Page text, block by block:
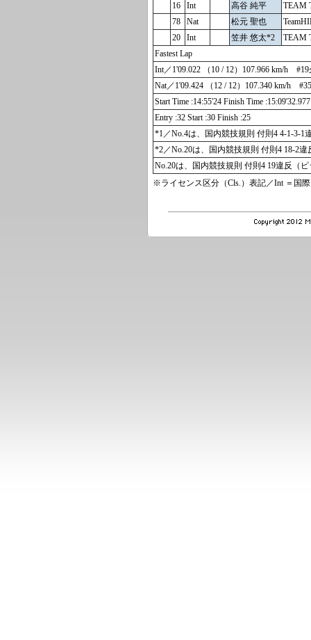
16
Int 高谷 純平
TEAM
78
Nat 松元 聖也
20
Int 笠井 悠太*2
TEAM
Fastest Lap
Int／1'09.022 （10 / 12）107.966 km/h #19
Nat／1'09.424 （12 / 12）107.340 km/h
Start Time :14:55'24 Finish Time :15:09'32.977
Entry :32 Start :30 Finish :25
*1／No.4は、国内競技規則 付則4 4-1-3-
*2／No.20は、国内競技規則 付則4 18-2
No.20は、国内競技規則 付則4 19違反（
※ライセンス区分（Cls.）表記／Int ＝国